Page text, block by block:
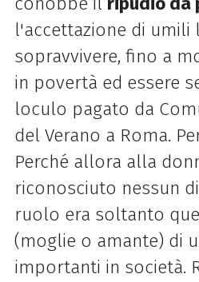
l'accettazione di
sopravvivere, fino a
in povertà ed essere
loculo pagato da
del Verano a Roma.
Perché allora alla
riconosciuto nessun
ruolo era soltanto
(moglie o amante) di
importanti in società.